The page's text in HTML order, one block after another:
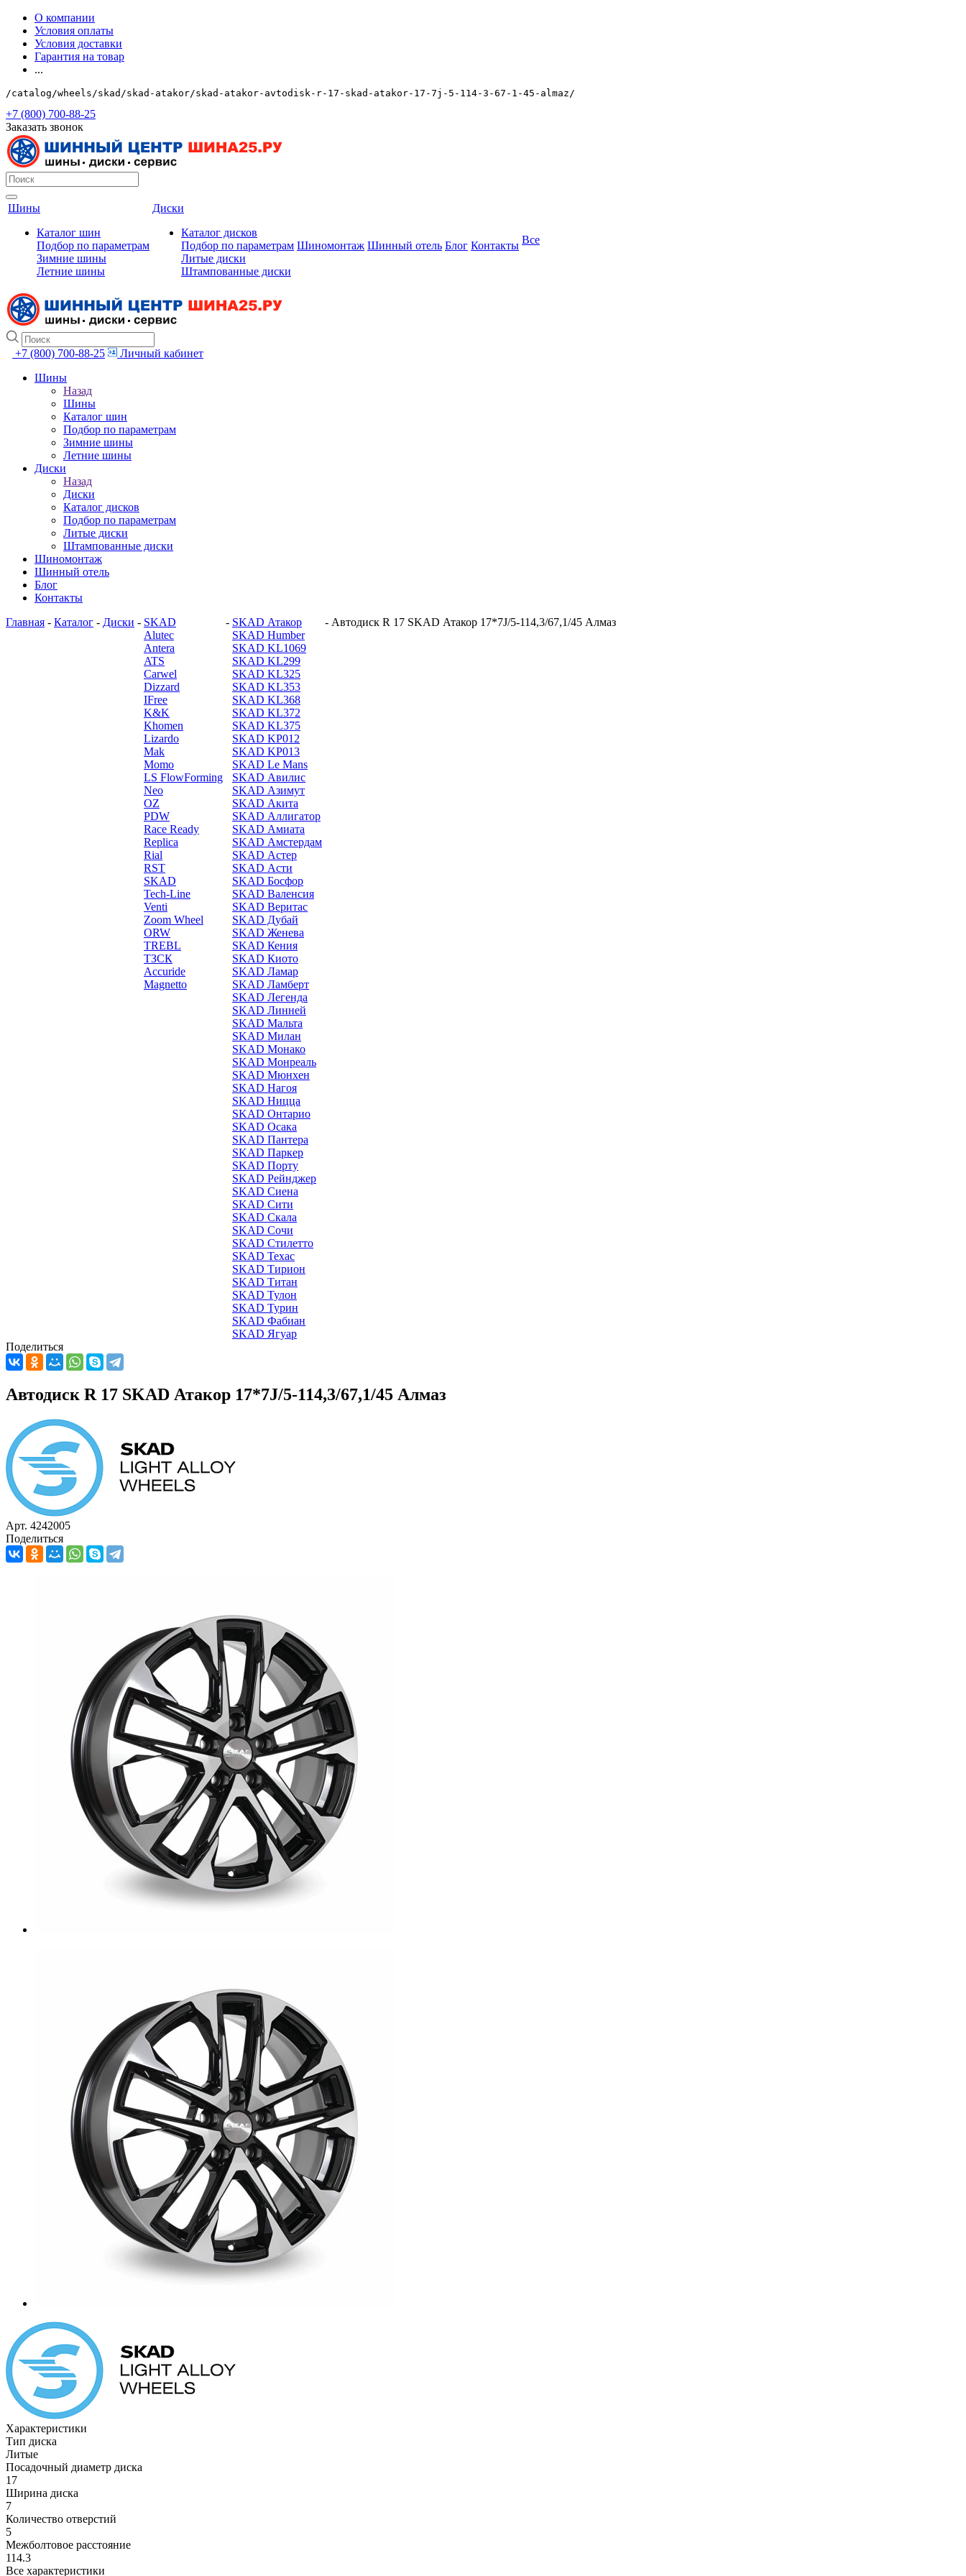
О компании
Условия оплаты
Условия доставки
Гарантия на товар
...
/catalog/wheels/skad/skad-atakor/skad-atakor-avtodisk-r-17-skad-atakor-17-7j-5-114-3-67-1-45-almaz/
+7 (800) 700-88-25
Заказать звонок
Шины
Каталог шин
Подбор по параметрам
Зимние шины
Летние шины
Диски
Каталог дисков
Подбор по параметрам
Литые диски
Штампованные диски
Шиномонтаж Шинный отель Блог Контакты Все
+7 (800) 700-88-25
Личный кабинет
Шины
Назад
Шины
Каталог шин
Подбор по параметрам
Зимние шины
Летние шины
Диски
Назад
Диски
Каталог дисков
Подбор по параметрам
Литые диски
Штампованные диски
Шиномонтаж
Шинный отель
Блог
Контакты
Главная - Каталог - Диски - SKAD
Alutec
Antera
ATS
Carwel
Dizzard
IFree
K&K
Khomen
Lizardo
Mak
Momo
LS FlowForming
Neo
OZ
PDW
Race Ready
Replica
Rial
RST
SKAD
Tech-Line
Venti
Zoom Wheel
ORW
TREBL
ТЗСК
Accuride
Magnetto
- SKAD Атакор
SKAD Humber
SKAD KL1069
SKAD KL299
SKAD KL325
SKAD KL353
SKAD KL368
SKAD KL372
SKAD KL375
SKAD KP012
SKAD KP013
SKAD Le Mans
SKAD Авилис
SKAD Азимут
SKAD Акита
SKAD Аллигатор
SKAD Амиата
SKAD Амстердам
SKAD Астер
SKAD Асти
SKAD Босфор
SKAD Валенсия
SKAD Веритас
SKAD Дубай
SKAD Женева
SKAD Кения
SKAD Киото
SKAD Ламар
SKAD Ламберт
SKAD Легенда
SKAD Линней
SKAD Мальта
SKAD Милан
SKAD Монако
SKAD Монреаль
SKAD Мюнхен
SKAD Нагоя
SKAD Ницца
SKAD Онтарио
SKAD Осака
SKAD Пантера
SKAD Паркер
SKAD Порту
SKAD Рейнджер
SKAD Сиена
SKAD Сити
SKAD Скала
SKAD Сочи
SKAD Стилетто
SKAD Техас
SKAD Тирион
SKAD Титан
SKAD Тулон
SKAD Турин
SKAD Фабиан
SKAD Ягуар
- Автодиск R 17 SKAD Атакор 17*7J/5-114,3/67,1/45 Алмаз
Поделиться
Автодиск R 17 SKAD Атакор 17*7J/5-114,3/67,1/45 Алмаз
Арт. 4242005
Поделиться
Характеристики
Тип диска
Литые
Посадочный диаметр диска
17
Ширина диска
7
Количество отверстий
5
Межболтовое расстояние
114.3
Все характеристики